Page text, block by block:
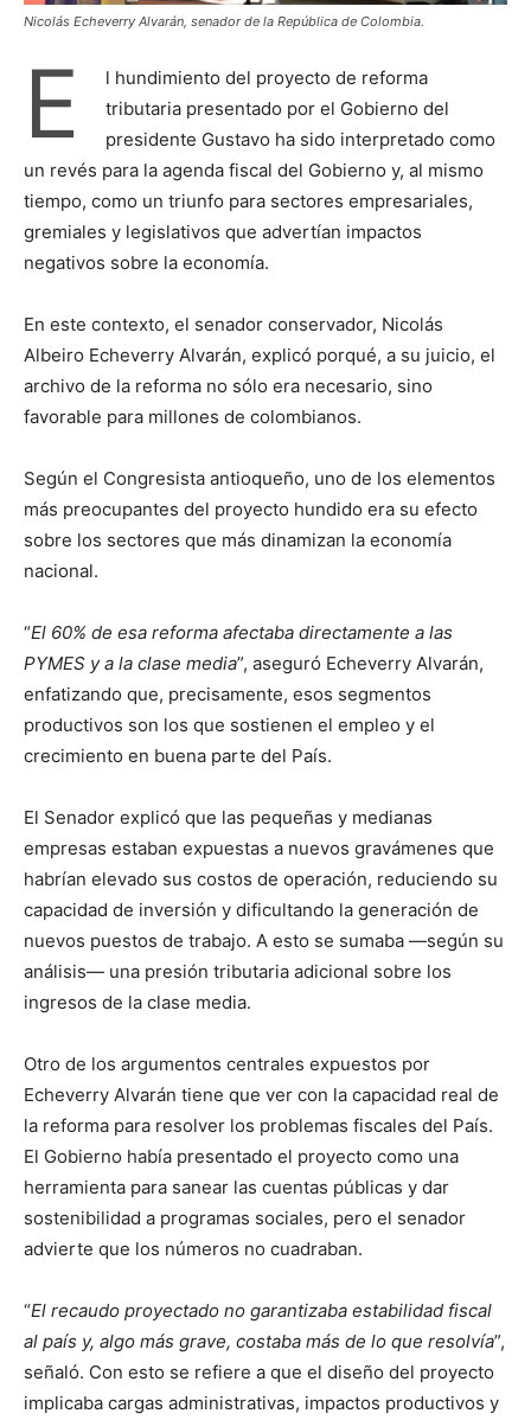
Nicolás Echeverry Alvarán, senador de la República de Colombia.
E
l hundimiento del proyecto de reforma
tributaria presentado por el Gobierno del
presidente Gustavo ha sido interpretado como
un revés para la agenda fiscal del Gobierno y, al mismo
tiempo, como un triunfo para sectores empresariales,
gremiales y legislativos que advertían impactos
negativos sobre la economía.
En este contexto, el senador conservador, Nicolás
Albeiro Echeverry Alvarán, explicó porqué, a su juicio, el
archivo de la reforma no sólo era necesario, sino
favorable para millones de colombianos.
Según el Congresista antioqueño, uno de los elementos
más preocupantes del proyecto hundido era su efecto
sobre los sectores que más dinamizan la economía
nacional.
“El 60% de esa reforma afectaba directamente a las
PYMES y a la clase media”, aseguró Echeverry Alvarán,
enfatizando que, precisamente, esos segmentos
productivos son los que sostienen el empleo y el
crecimiento en buena parte del País.
El Senador explicó que las pequeñas y medianas
empresas estaban expuestas a nuevos gravámenes que
habrían elevado sus costos de operación, reduciendo su
capacidad de inversión y dificultando la generación de
nuevos puestos de trabajo. A esto se sumaba —según su
análisis— una presión tributaria adicional sobre los
ingresos de la clase media.
Otro de los argumentos centrales expuestos por
Echeverry Alvarán tiene que ver con la capacidad real de
la reforma para resolver los problemas fiscales del País.
El Gobierno había presentado el proyecto como una
herramienta para sanear las cuentas públicas y dar
sostenibilidad a programas sociales, pero el senador
advierte que los números no cuadraban.
“El recaudo proyectado no garantizaba estabilidad fiscal
al país y, algo más grave, costaba más de lo que resolvía”,
señaló. Con esto se refiere a que el diseño del proyecto
implicaba cargas administrativas, impactos productivos y